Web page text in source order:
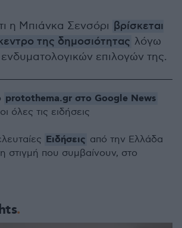
η Μπιάνκα Σενσόρι βρίσκεται
της δημοσιότητας λόγω
επιλογών της.
protothema.gr στο Google News
όλες τις ειδήσεις
Ειδήσεις από την Ελλάδα
στιγμή που συμβαίνουν, στο